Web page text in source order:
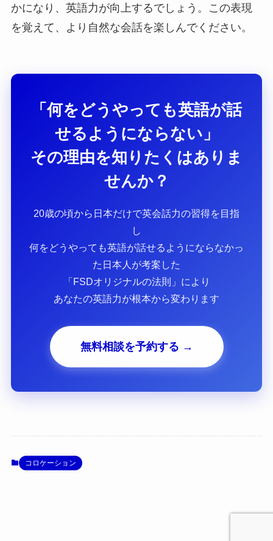
かになり、英語力が向上するでしょう。この表現
を覚えて、より自然な会話を楽しんでください。
「何をどうやっても英語が話
せるようにならない」
その理由を知りたくはありま
せんか？
20歳の頃から日本だけで英会話力の習得を目指
し
何をどうやっても英語が話せるようにならなかっ
た日本人が考案した
「FSDオリジナルの法則」により
あなたの英語力が根本から変わります
無料相談を予約する →
コロケーション